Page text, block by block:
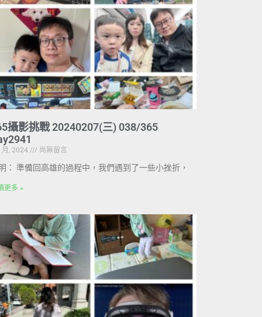
攝影挑戰 20240207(三) 038/365
, 2024
尚無留言
： 準備回高雄的過程中，我們遇到了一些小挫折，
更多 »